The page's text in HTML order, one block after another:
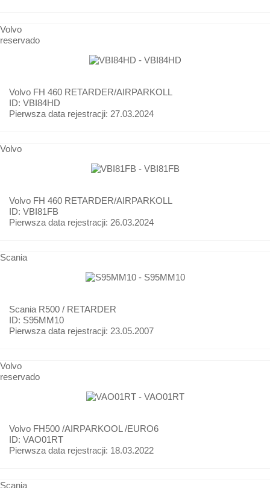
Volvo
reservado
Volvo FH 460 RETARDER/AIRPARKOLL
ID: VBI84HD
Pierwsza data rejestracji: 27.03.2024
Volvo
Volvo FH 460 RETARDER/AIRPARKOLL
ID: VBI81FB
Pierwsza data rejestracji: 26.03.2024
Scania
Scania R500 / RETARDER
ID: S95MM10
Pierwsza data rejestracji: 23.05.2007
Volvo
reservado
Volvo FH500 /AIRPARKOOL /EURO6
ID: VAO01RT
Pierwsza data rejestracji: 18.03.2022
Scania